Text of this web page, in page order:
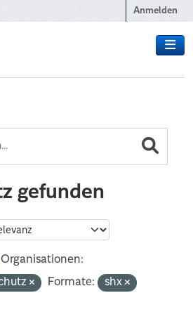
Anmelden
gefunden
Organisationen:
Formate:
shx